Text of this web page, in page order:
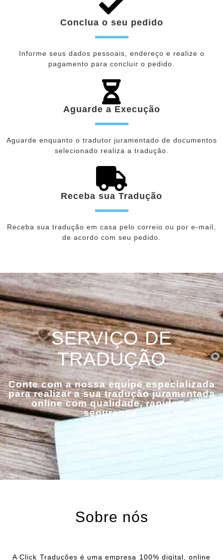
Conclua o seu pedido
Informe seus dados pessoais, endereço e realize o
pagamento para concluir o pedido.
Aguarde a Execução
Aguarde enquanto o tradutor juramentado de documentos
selecionado realiza a tradução.
Receba sua Tradução
Receba sua tradução em casa pelo correio ou por e-mail,
de acordo com seu pedido.
SERVIÇO DE
TRADUÇÃO
Conte com a nossa equipe especializada
para realizar a sua tradução juramentada
online com qualidade, rapidez e
segurança.
Sobre nós
A Click Traduções é uma empresa 100% digital, online